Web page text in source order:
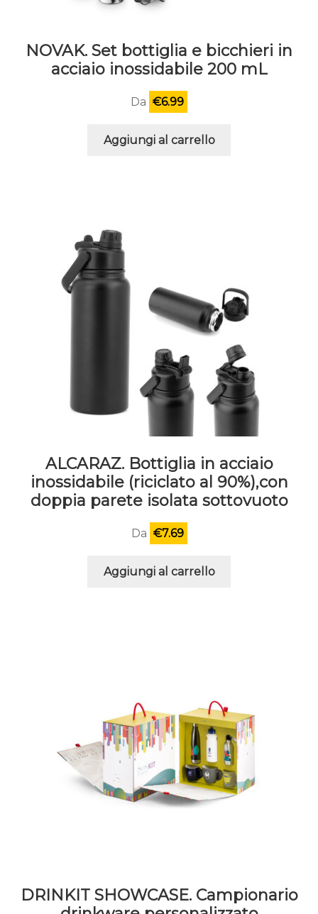
NOVAK. Set bottiglia e bicchieri in
acciaio inossidabile 200 mL
Da €6.99
Aggiungi al carrello
ALCARAZ. Bottiglia in acciaio
inossidabile (riciclato al 90%),con
doppia parete isolata sottovuoto
Da €7.69
Aggiungi al carrello
DRINKIT SHOWCASE. Campionario